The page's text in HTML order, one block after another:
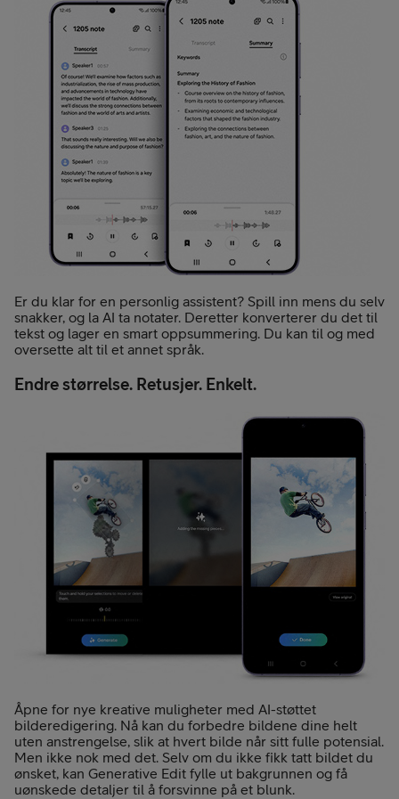
Er du klar for en personlig assistent? Spill inn mens du selv
snakker, og la AI ta notater. Deretter konverterer du det til
tekst og lager en smart oppsummering. Du kan til og med
oversette alt til et annet språk.
Endre størrelse. Retusjer. Enkelt.
Åpne for nye kreative muligheter med AI-støttet
bilderedigering. Nå kan du forbedre bildene dine helt
uten anstrengelse, slik at hvert bilde når sitt fulle potensial.
Men ikke nok med det. Selv om du ikke fikk tatt bildet du
ønsket, kan Generative Edit fylle ut bakgrunnen og få
uønskede detaljer til å forsvinne på et blunk.